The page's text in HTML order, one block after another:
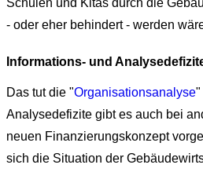
Schulen und Kitas durch die
- oder eher behindert - werden
Informations- und
Das tut die "Organisationsanalyse"
Analysedefizite gibt es auch bei
neuen Finanzierungskonzept
sich die Situation der